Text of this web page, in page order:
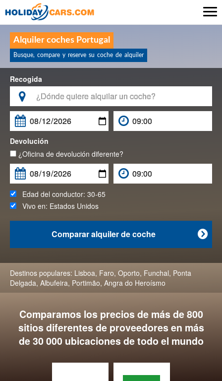
Alquiler coches Portugal
Busque, compare y reserve su coche de alquiler
Recogida


Devolución
¿Oficina de devolución diferente?
Edad del conductor: 30-65
Vivo en: Estados Unidos

Comparar alquiler de coche
Destinos populares: Lisboa, Faro, Oporto, Funchal, Ponta
Delgada, Albufeira, Portimão, Angra do Heroísmo
Comparamos los precios de más de 800
sitios diferentes de proveedores en más
de 30 000 ubicaciones de todo el mundo